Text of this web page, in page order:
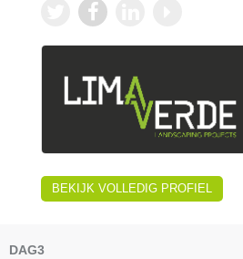
BEKIJK VOLLEDIG PROFIEL
DAG3